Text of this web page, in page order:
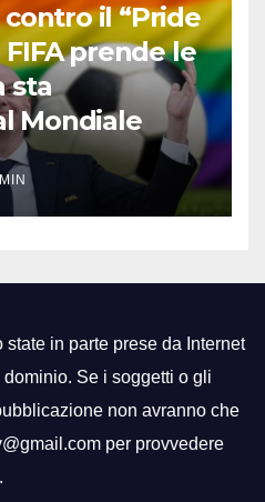
il “Pride
prende le
sta
Mondiale
in parte prese da Internet
Se i soggetti o gli
non avranno che
per provvedere